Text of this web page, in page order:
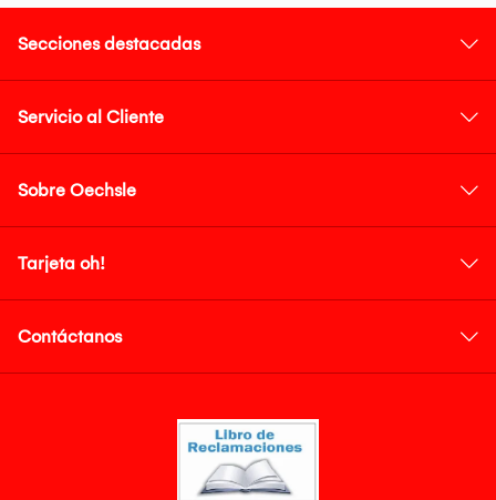
Secciones destacadas
Servicio al Cliente
Sobre Oechsle
Tarjeta oh!
Contáctanos